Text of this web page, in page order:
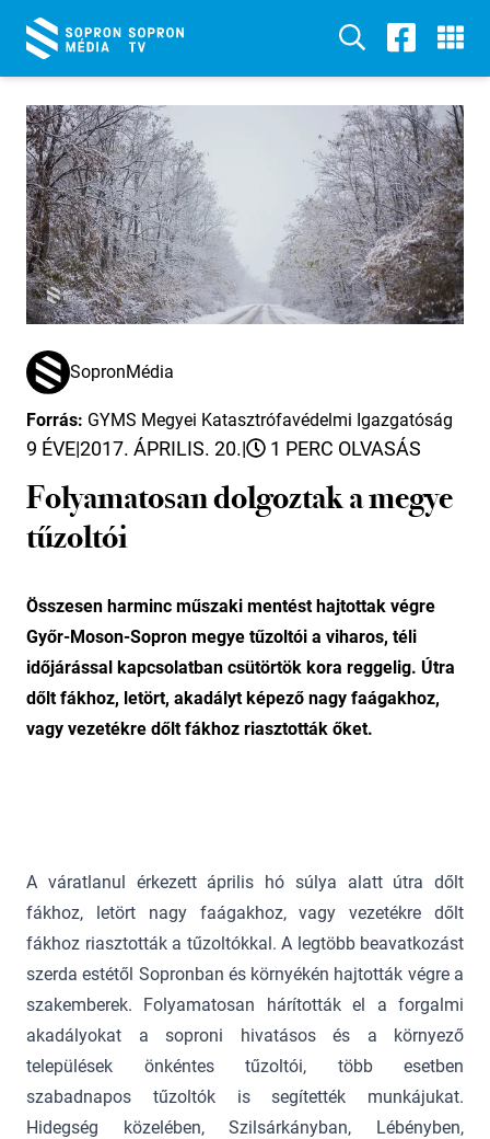
SopronMédia
Forrás: GYMS Megyei Katasztrófavédelmi Igazgatóság
9 ÉVE|2017. ÁPRILIS. 20.| 1 PERC OLVASÁS
Folyamatosan dolgoztak a megye
tűzoltói
Összesen harminc műszaki mentést hajtottak végre
Győr-Moson-Sopron megye tűzoltói a viharos, téli
időjárással kapcsolatban csütörtök kora reggelig. Útra
dőlt fákhoz, letört, akadályt képező nagy faágakhoz,
vagy vezetékre dőlt fákhoz riasztották őket.
A váratlanul érkezett április hó súlya alatt útra dőlt
fákhoz, letört nagy faágakhoz, vagy vezetékre dőlt
fákhoz riasztották a tűzoltókkal. A legtöbb beavatkozást
szerda estétől Sopronban és környékén hajtották végre a
szakemberek. Folyamatosan hárították el a forgalmi
akadályokat a soproni hivatásos és a környező
települések önkéntes tűzoltói, több esetben
szabadnapos tűzoltók is segítették munkájukat.
Hidegség közelében, Szilsárkányban, Lébényben,